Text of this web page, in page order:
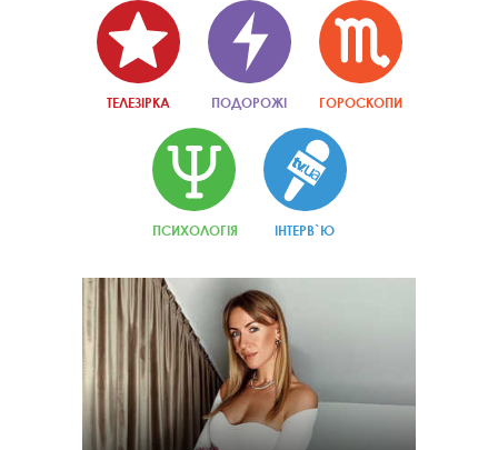
ТЕЛЕЗІРКА ПОДОРОЖІ ГОРОСКОПИ
ПСИХОЛОГІЯ ІНТЕРВ`Ю